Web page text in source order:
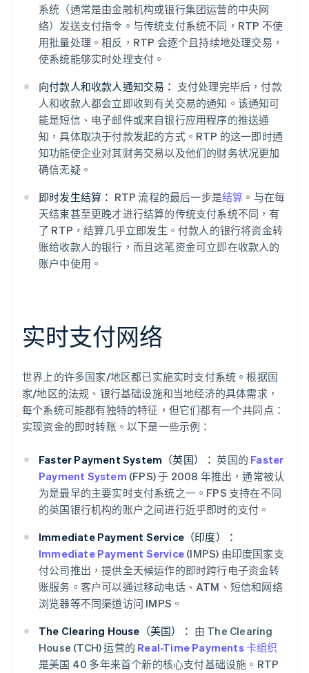
系统（通常是由金融机构或银行集团运营的中央网
络）发送支付指令。与传统支付系统不同，RTP 不使
用批量处理。相反，RTP 会逐个且持续地处理交易，
使系统能够实时处理支付。
向付款人和收款人通知交易： 支付处理完毕后，付款
人和收款人都会立即收到有关交易的通知。该通知可
能是短信、电子邮件或来自银行应用程序的推送通
知，具体取决于付款发起的方式。RTP 的这一即时通
知功能使企业对其财务交易以及他们的财务状况更加
确信无疑。
即时发生结算： RTP 流程的最后一步是结算 。与在每
天结束甚至更晚才进行结算的传统支付系统不同，有
了 RTP，结算几乎立即发生。付款人的银行将资金转
账给收款人的银行，而且这笔资金可立即在收款人的
账户中使用。
实时支付网络
世界上的许多国家/地区都已实施实时支付系统。根据国
家/地区的法规、银行基础设施和当地经济的具体需求，
每个系统可能都有独特的特征，但它们都有一个共同点：
实现资金的即时转账。以下是一些示例：
Faster Payment System（英国）： 英国的 Faster
Payment System (FPS) 于 2008 年推出，通常被认
为是最早的主要实时支付系统之一。FPS 支持在不同
的英国银行机构的账户之间进行近乎即时的支付。
Immediate Payment Service（印度）：
Immediate Payment Service (IMPS) 由印度国家支
付公司推出，提供全天候运作的即时跨行电子资金转
账服务。客户可以通过移动电话、ATM、短信和网络
浏览器等不同渠道访问 IMPS。
The Clearing House（美国）： 由 The Clearing
House (TCH) 运营的 Real-Time Payments 卡组织
是美国 40 多年来首个新的核心支付基础设施。RTP